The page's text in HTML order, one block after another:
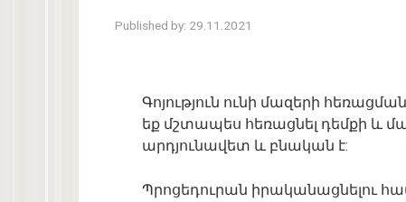
Published by: 29.11.2021
Գոյություն ունի մազերի
եք մշտապես հեռացնել դեմքի և
արդյունավետ և բնական է:
Պրոցեդուրան իրականացնելու